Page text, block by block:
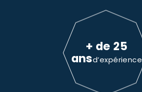
+ de 25
ansd’expérience